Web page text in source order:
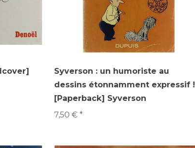
Syverson : un humoriste au
dessins étonnamment expressif !
[Paperback] Syverson
7,50 € *